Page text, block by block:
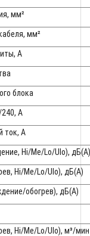
мм²
мм²
A
блока
А
ток, A
Hi/Me/Lo/Ulo), дБ(А)
Hi/Me/Lo/Ulo), дБ(А)
обогрев), дБ(А)
Hi/Me/Lo/Ulo), м³/мин